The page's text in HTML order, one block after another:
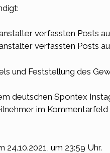
verfassten Posts
verfassten Posts
und Feststellung des
deutschen Spontex
im
24.10.2021, um 23:59 Uhr.